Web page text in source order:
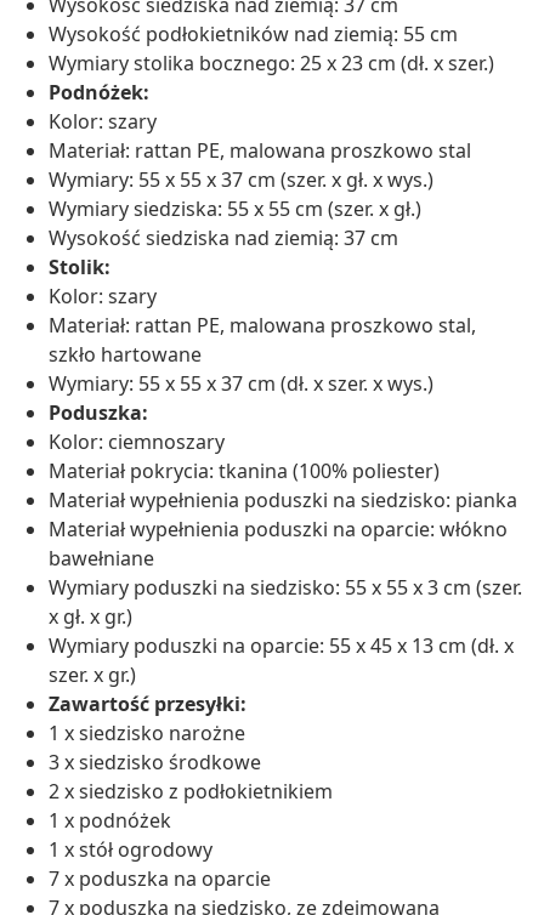
Wysokość podłokietników nad ziemią: 55 cm
Wymiary stolika bocznego: 25 x 23 cm (dł. x szer.)
Podnóżek:
Kolor: szary
Materiał: rattan PE, malowana proszkowo stal
Wymiary: 55 x 55 x 37 cm (szer. x gł. x wys.)
Wymiary siedziska: 55 x 55 cm (szer. x gł.)
Wysokość siedziska nad ziemią: 37 cm
Stolik:
Kolor: szary
Materiał: rattan PE, malowana proszkowo stal,
szkło hartowane
Wymiary: 55 x 55 x 37 cm (dł. x szer. x wys.)
Poduszka:
Kolor: ciemnoszary
Materiał pokrycia: tkanina (100% poliester)
Materiał wypełnienia poduszki na siedzisko: pianka
Materiał wypełnienia poduszki na oparcie: włókno
bawełniane
Wymiary poduszki na siedzisko: 55 x 55 x 3 cm (szer.
x gł. x gr.)
Wymiary poduszki na oparcie: 55 x 45 x 13 cm (dł. x
szer. x gr.)
Zawartość przesyłki:
1 x siedzisko narożne
3 x siedzisko środkowe
2 x siedzisko z podłokietnikiem
1 x podnóżek
1 x stół ogrodowy
7 x poduszka na oparcie
7 x poduszka na siedzisko, ze zdejmowaną